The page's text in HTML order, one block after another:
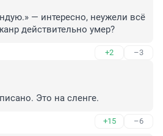
— интересно, неужели всё
действительно умер?
+2 –3
Это на сленге.
+15 –6